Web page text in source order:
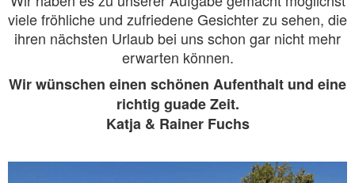
viele fröhliche und zufriedene Gesichter zu sehen, die
ihren nächsten Urlaub bei uns schon gar nicht mehr
erwarten können.
Wir wünschen einen schönen Aufenthalt und eine
richtig guade Zeit.
Katja & Rainer Fuchs